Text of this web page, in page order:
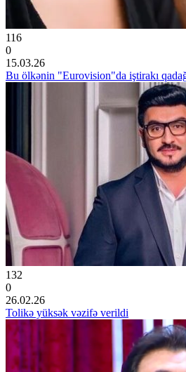
116
0
15.03.26
Bu ölkənin "Eurovision"da iştirakı
132
0
26.02.26
Tolikə yüksək vəzifə verildi